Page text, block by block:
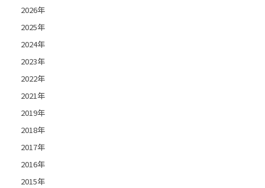
2026年
2025年
2024年
2023年
2022年
2021年
2019年
2018年
2017年
2016年
2015年